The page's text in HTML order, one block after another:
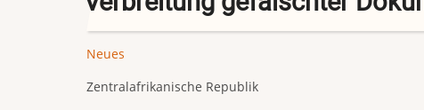
Neues
Zentralafrikanische Republik